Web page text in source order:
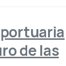
de las